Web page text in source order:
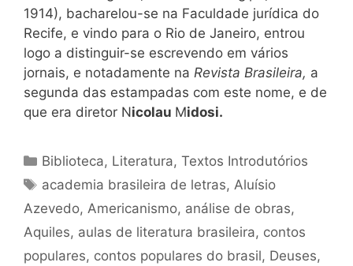
1914), bacharelou-se na Faculdade jurídica do
Recife, e vindo para o Rio de Janeiro, entrou
logo a distinguir-se escrevendo em vários
jornais, e notadamente na Revista Brasileira, a
segunda das estampadas com este nome, e de
que era diretor Nicolau Midosi.
Categorias
Biblioteca, Literatura,Textos Introdutórios
Tags
academia brasileira de letras,Aluísio
Azevedo, Americanismo, análise de obras,
Aquiles, aulas de literatura brasileira, contos
populares, contos populares do brasil, Deuses,